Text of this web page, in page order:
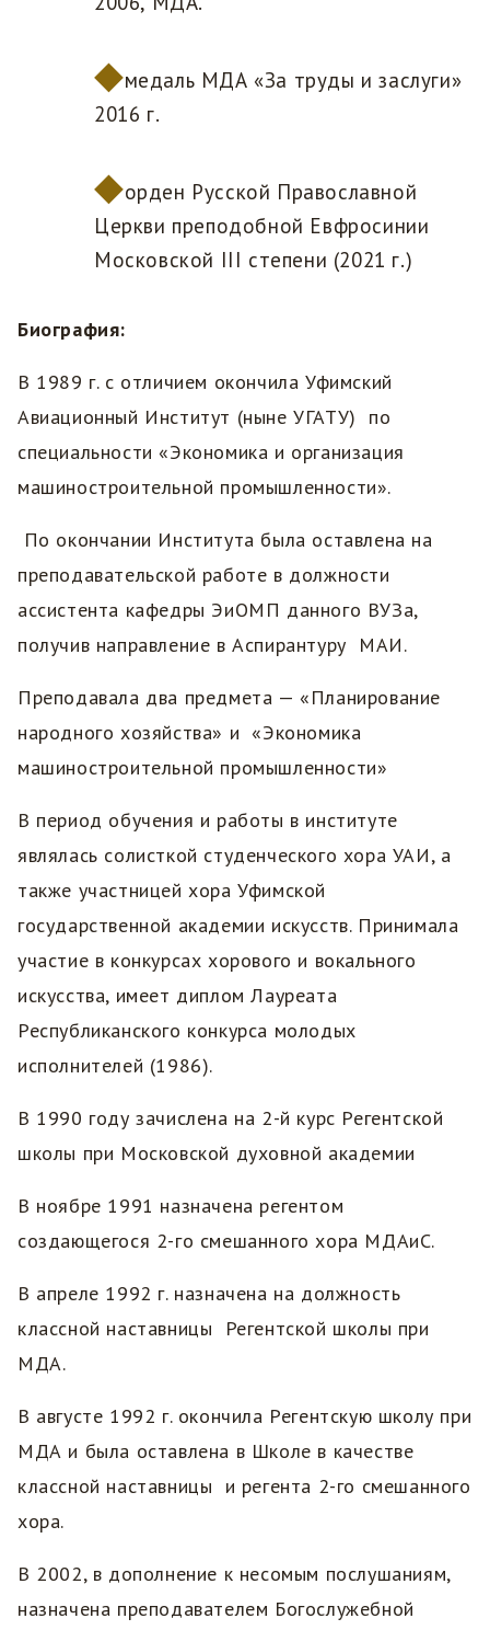
медаль МДА «За труды и заслуги»
2016 г.
орден Русской Православной
Церкви преподобной Евфросинии
Московской III степени (2021 г.)
Биография:
В 1989 г. с отличием окончила Уфимский
Авиационный Институт (ныне УГАТУ) по
специальности «Экономика и организация
машиностроительной промышленности».
По окончании Института была оставлена на
преподавательской работе в должности
ассистента кафедры ЭиОМП данного ВУЗа,
получив направление в Аспирантуру МАИ.
Преподавала два предмета — «Планирование
народного хозяйства» и «Экономика
машиностроительной промышленности»
В период обучения и работы в институте
являлась солисткой студенческого хора УАИ, а
также участницей хора Уфимской
государственной академии искусств. Принимала
участие в конкурсах хорового и вокального
искусства, имеет диплом Лауреата
Республиканского конкурса молодых
исполнителей (1986).
В 1990 году зачислена на 2-й курс Регентской
школы при Московской духовной академии
В ноябре 1991 назначена регентом
создающегося 2-го смешанного хора МДАиС.
В апреле 1992 г. назначена на должность
классной наставницы Регентской школы при
МДА.
В августе 1992 г. окончила Регентскую школу при
МДА и была оставлена в Школе в качестве
классной наставницы и регента 2-го смешанного
хора.
В 2002, в дополнение к несомым послушаниям,
назначена преподавателем Богослужебной